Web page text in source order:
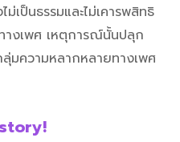
เป็นธรรมและไม่เคารพสิทธิ
งเพศ เหตุการณ์นั้นปลุก
มความหลากหลายทางเพศ